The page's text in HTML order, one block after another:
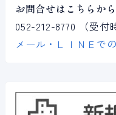
お問合せはこちらから
052-212-8770
（受付
メール・ＬＩＮＥで